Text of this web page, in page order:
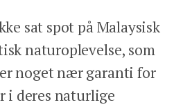
sat spot på Malaysisk
naturoplevelse, som
noget nær garanti for
i deres naturlige